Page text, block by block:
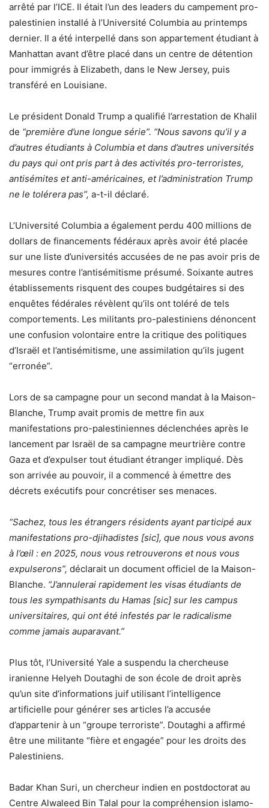
arrêté par l’ICE. Il était l’un des leaders du campement pro-
palestinien installé à l’Université Columbia au printemps
dernier. Il a été interpellé dans son appartement étudiant à
Manhattan avant d’être placé dans un centre de détention
pour immigrés à Elizabeth, dans le New Jersey, puis
transféré en Louisiane.
Le président Donald Trump a qualifié l’arrestation de Khalil
de “première d’une longue série”. “Nous savons qu’il y a
d’autres étudiants à Columbia et dans d’autres universités
du pays qui ont pris part à des activités pro-terroristes,
antisémites et anti-américaines, et l’administration Trump
ne le tolérera pas”, a-t-il déclaré.
L’Université Columbia a également perdu 400 millions de
dollars de financements fédéraux après avoir été placée
sur une liste d’universités accusées de ne pas avoir pris de
mesures contre l’antisémitisme présumé. Soixante autres
établissements risquent des coupes budgétaires si des
enquêtes fédérales révèlent qu’ils ont toléré de tels
comportements. Les militants pro-palestiniens dénoncent
une confusion volontaire entre la critique des politiques
d’Israël et l’antisémitisme, une assimilation qu’ils jugent
“erronée”.
Lors de sa campagne pour un second mandat à la Maison-
Blanche, Trump avait promis de mettre fin aux
manifestations pro-palestiniennes déclenchées après le
lancement par Israël de sa campagne meurtrière contre
Gaza et d’expulser tout étudiant étranger impliqué. Dès
son arrivée au pouvoir, il a commencé à émettre des
décrets exécutifs pour concrétiser ses menaces.
“Sachez, tous les étrangers résidents ayant participé aux
manifestations pro-djihadistes [sic], que nous vous avons
à l’œil : en 2025, nous vous retrouverons et nous vous
expulserons”, déclarait un document officiel de la Maison-
Blanche. “J’annulerai rapidement les visas étudiants de
tous les sympathisants du Hamas [sic] sur les campus
universitaires, qui ont été infestés par le radicalisme
comme jamais auparavant.”
Plus tôt, l’Université Yale a suspendu la chercheuse
iranienne Helyeh Doutaghi de son école de droit après
qu’un site d’informations juif utilisant l’intelligence
artificielle pour générer ses articles l’a accusée
d’appartenir à un “groupe terroriste”. Doutaghi a affirmé
être une militante “fière et engagée” pour les droits des
Palestiniens.
Badar Khan Suri, un chercheur indien en postdoctorat au
Centre Alwaleed Bin Talal pour la compréhension islamo-